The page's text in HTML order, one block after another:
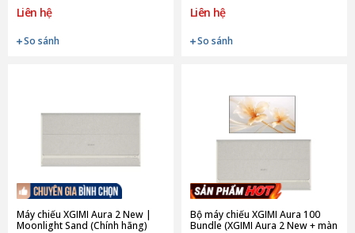
Liên hệ
So sánh
Liên hệ
So sánh
Máy chiếu XGIMI Aura 2 New |
Moonlight Sand (Chính hãng)
Bộ máy chiếu XGIMI Aura 100
Bundle (XGIMI Aura 2 New + màn